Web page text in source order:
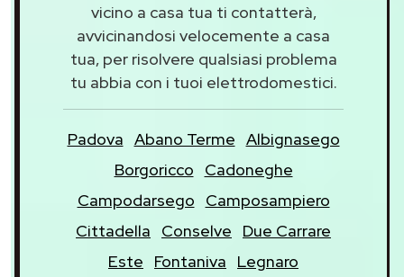
vicino a casa tua ti contatterà,
avvicinandosi velocemente a casa
tua, per risolvere qualsiasi problema
tu abbia con i tuoi elettrodomestici.
Padova Abano Terme Albignasego
Borgoricco
Cadoneghe
Campodarsego
Camposampiero
Cittadella
Conselve
Due Carrare
Este
Fontaniva Legnaro